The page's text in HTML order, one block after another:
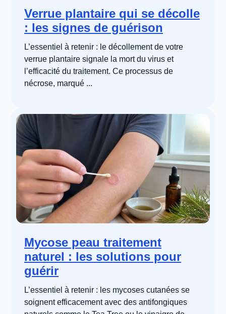
Verrue plantaire qui se décolle
: les signes de guérison
L’essentiel à retenir : le décollement de votre
verrue plantaire signale la mort du virus et
l’efficacité du traitement. Ce processus de
nécrose, marqué ...
Mycose peau traitement
naturel : les solutions pour
guérir
L’essentiel à retenir : les mycoses cutanées se
soignent efficacement avec des antifongiques